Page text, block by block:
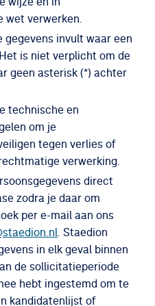
wijze en in
wet verwerken.
gegevens invult waar een
is niet verplicht om de
geen asterisk (*) achter
technische en
om je
tegen verlies of
verwerking.
direct
zodra je daar om
per e-mail aan ons
. Staedion
in elk geval binnen
de sollicitatieperiode
hebt ingestemd om te
kandidatenlijst of